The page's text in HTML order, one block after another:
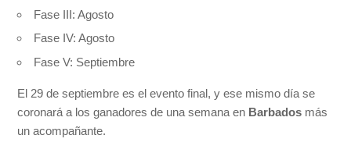
Fase III: Agosto
Fase IV: Agosto
Fase V: Septiembre
El 29 de septiembre es el evento final, y ese mismo día se
coronará a los ganadores de una semana en Barbados más
un acompañante.